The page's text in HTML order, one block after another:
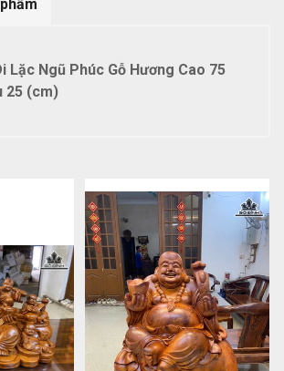
Lặc Ngũ Phúc Gỗ Hương Cao 75
25 (cm)